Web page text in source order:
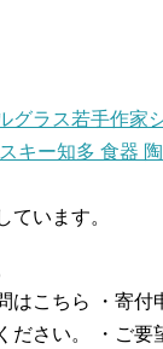
グラス若手作
キー知多 食器
ています。
はこちら ・寄
ださい。 ・ご